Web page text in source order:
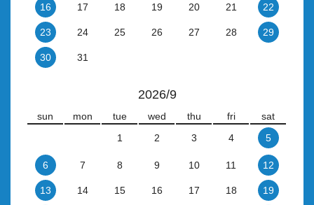
16 17 18 19 20 21 22
23 24 25 26 27 28 29
30 31
2026/9
sun mon tue wed thu fri
sat
1
2 3 4 5
6 7 8 9 10 11 12
13 14 15 16 17 18 19